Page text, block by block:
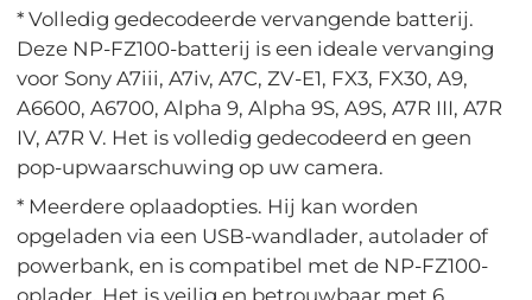
* Volledig gedecodeerde vervangende batterij.
Deze NP-FZ100-batterij is een ideale vervanging
voor Sony A7iii, A7iv, A7C, ZV-E1, FX3, FX30, A9,
A6600, A6700, Alpha 9, Alpha 9S, A9S, A7R III, A7R
IV, A7R V. Het is volledig gedecodeerd en geen
pop-upwaarschuwing op uw camera.
* Meerdere oplaadopties. Hij kan worden
opgeladen via een USB-wandlader, autolader of
powerbank, en is compatibel met de NP-FZ100-
oplader. Het is veilig en betrouwbaar met 6